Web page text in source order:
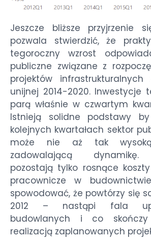
Jeszcze bliższe przyjrzenie
pozwala stwierdzić, że
tegoroczny wzrost
publiczne związane z
projektów infrastrukturalnych
unijnej 2014-2020. Inwestycje
parą właśnie w czwartym
Istnieją solidne podstawy
kolejnych kwartałach sektor
może nie aż tak
zadowalającą dynamikę.
pozostają tylko rosnące
pracownicze w
spowodować, że powtórzy się
2012 – nastąpi fala
budowlanych i co skończy
realizacją zaplanowanych